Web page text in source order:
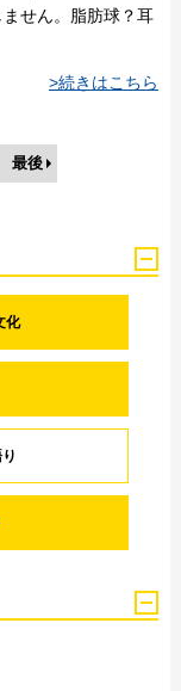
せん。脂肪球？耳
>続きはこちら
最後
化